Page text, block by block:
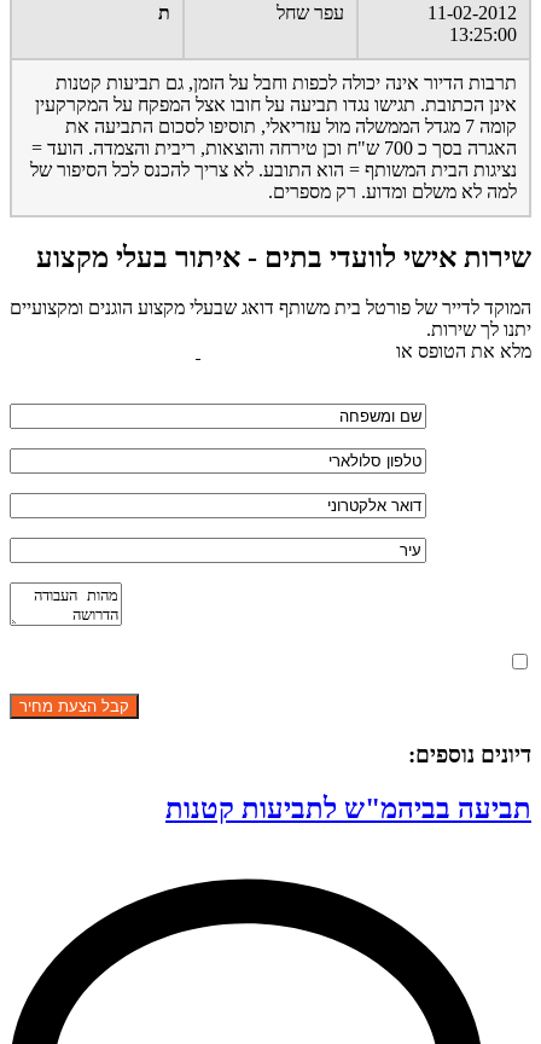
11-02-2012
13:25:00
עפר שחל ת
תרבות הדיור אינה יכולה לכפות וחבל על הזמן, גם תביעות קטנות
אינן הכתובת. תגישו נגדו תביעה על חובו אצל המפקח על המקרקעין
קומה 7 מגדל הממשלה מול עזריאלי, תוסיפו לסכום התביעה את
האגרה בסך כ 700 ש"ח וכן טירחה והוצאות, ריבית והצמדה. הועד =
נציגות הבית המשותף = הוא התובע. לא צריך להכנס לכל הסיפור של
למה לא משלם ומדוע. רק מספרים.
שירות אישי לוועדי בתים - איתור בעלי מקצוע
המוקד לדייר של פורטל בית משותף דואג שבעלי מקצוע הוגנים ומקצועיים
יתנו לך שירות.
מלא את הטופס או
דיונים נוספים:
תביעה בביהמ"ש לתביעות קטנות